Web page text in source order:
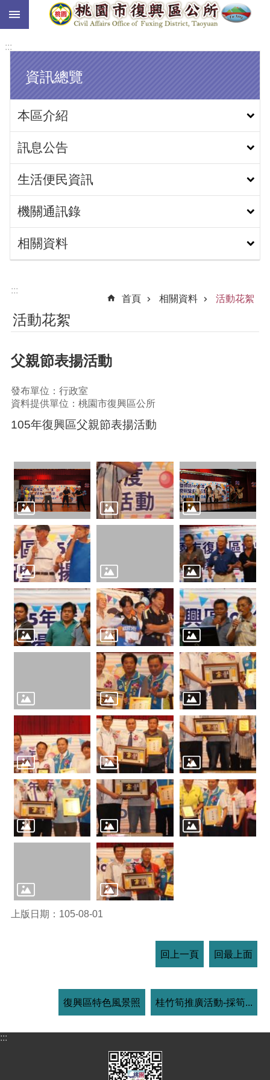
跳到主要內容區塊
:::
資訊總覽
本區介紹
訊息公告
生活便民資訊
機關通訊錄
相關資料
:::
首頁
相關資料 活動花絮
活動花絮
父親節表揚活動
發布單位：行政室
資料提供單位：桃園市復興區公所
105年復興區父親節表揚活動
上版日期：105-08-01
回上一頁 回最上面
復興區特色風景照 桂竹筍推廣活動-採筍...
:::